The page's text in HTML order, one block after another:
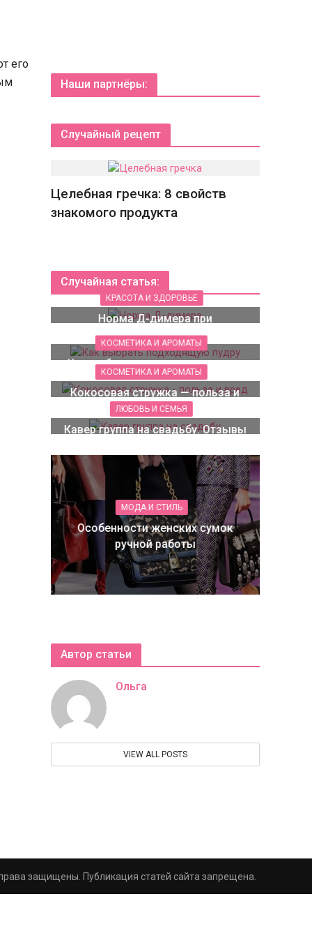
его
Наши партнёры:
Случайный рецепт
Целебная гречка: 8 свойств
знакомого продукта
Случайная статья:
КРАСОТА И ЗДОРОВЬЕ
Норма Д-димера при
беременности
КОСМЕТИКА И АРОМАТЫ
Как выбрать подходящую пудру
КОСМЕТИКА И АРОМАТЫ
Кокосовая стружка — польза и
вред
ЛЮБОВЬ И СЕМЬЯ
Кавер группа на свадьбу. Отзывы
МОДА И СТИЛЬ
Особенности женских сумок
ручной работы
Автор статьи
Ольга
VIEW ALL POSTS
защищены. Публикация статей сайта запрещена.